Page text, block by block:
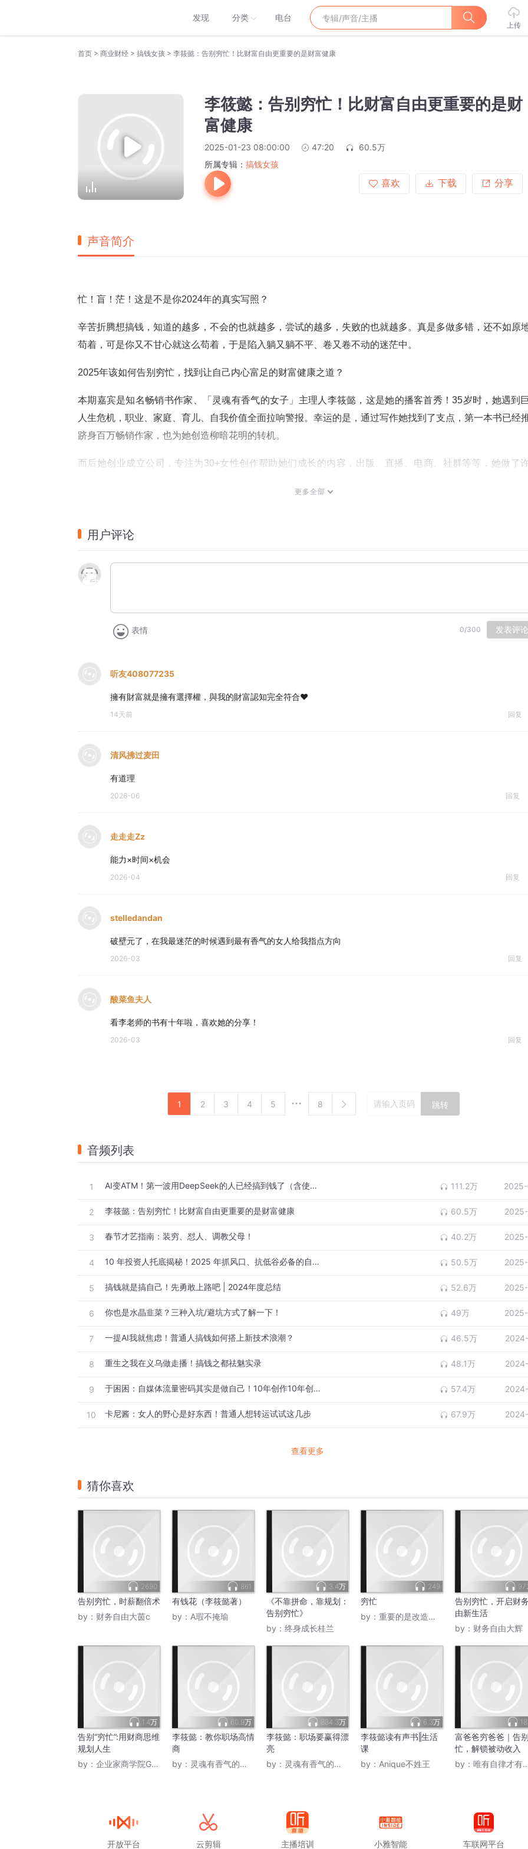
发现 分类 电台
上传
首页 > 商业财经 > 搞钱女孩 > 李筱懿：告别穷忙！比财富自由更重要的是财富健康
李筱懿：告别穷忙！比财富自由更重要的是财
富健康
2025-01-23 08:00:00 47:20
60.5万
所属专辑： 搞钱女孩
喜欢
下载 分享
声音简介
忙！盲！茫！这是不是你2024年的真实写照？
辛苦折腾想搞钱，知道的越多，不会的也就越多，尝试的越多，失败的也就越多。真是多做多错，还不如原
苟着，可是你又不甘心就这么苟着，于是陷入躺又躺不平、卷又卷不动的迷茫中。
2025年该如何告别穷忙，找到让自己内心富足的财富健康之道？
本期嘉宾是知名畅销书作家、「灵魂有香气的女子」主理人李筱懿，这是她的播客首秀！35岁时，她遇到
人生危机，职业、家庭、育儿、自我价值全面拉响警报。幸运的是，通过写作她找到了支点，第一本书已经
跻身百万畅销作家，也为她创造柳暗花明的转机。
而后她创业成立公司，专注为30+女性创作帮助她们成长的内容，出版、直播、电商、社群等等，她做了
【好书推荐！李筱懿新书《有钱花》全网热卖中！】
百万畅销书作家李筱懿新书《有钱花》，写给女孩的财富觉醒之书。搞钱先搞脑，新年一起读起来！让你拥有
https://u.dangdang.com/9LkYZ
欢迎加入我们的听友群，成为“搞蜜”！可以关注公众号【搞钱女孩播客】，扫描自动回复的图片上的二维码，
【本期财富密码】
04:28 35岁那年，家庭危机+育儿危机+职业危机+自我危机
20:53 如何抓住时代红利？先拿你最值钱的能力去市场做估值
21:53 创业过程中踩的坑：做了很多自己不擅长的事
22:57 不要打破舒适圈，要扩大舒适圈
33:28 我花了很多年，才克服自己的搞钱羞耻
34:56 契约关系第一，情感关系第二，千万不要借钱给男朋友！
40:03 没有绝对的向上社交，大佬看重年轻人的成长性
41:58 我最愿意的投资的第一是健康，第二是体验
业，现为沪漂创业练习生，不断认识和活出自己的ISFP。
李筱懿：畅销书作家、 “灵魂有香气的女子”生活方式平台创始人。
shownotes图文：小辉
音频剪辑：李乾
更多全部
用户评论
表情 0/300 发表评论
听友408077235
擁有財富就是擁有選擇權，與我的財富認知完全符合❤️
14天前 回复
清风拂过麦田
有道理
2026-06 回复
走走走Zz
能力×时间×机会
2026-04 回复
stelledandan
破壁元了，在我最迷茫的时候遇到最有香气的女人给我指点方向
2026-03 回复
酸菜鱼夫人
看李老师的书有十年啦，喜欢她的分享！
2026-03 回复
1 2 3 4 5 8 跳转
音频列表
1 AI变ATM！第一波用DeepSeek的人已经搞到钱了（含使用建议） 111.2万
2 李筱懿：告别穷忙！比财富自由更重要的是财富健康 60.5万
3 春节才艺指南：装穷、怼人、调教父母！ 40.2万
4 10 年投资人托底揭秘！2025 年抓风口、抗低谷必备的自我修养 50.5万
5 搞钱就是搞自己！先勇敢上路吧 | 2024年度总结 52.6万
6 你也是水晶韭菜？三种入坑/避坑方式了解一下！ 49万
7 一提AI我就焦虑！普通人搞钱如何搭上新技术浪潮？ 46.5万
8 重生之我在义乌做走播！搞钱之都祛魅实录 48.1万
9 于困困：自媒体流量密码其实是做自己！10年创作10年创业的痛与悟 57.4万
10 卡尼酱：女人的野心是好东西！普通人想转运试试这几步 67.9万
查看更多
猜你喜欢
2690
告别穷忙，时薪翻倍术
by： 财务自由大茵c
861
有钱花（李筱懿著）
by： A瑕不掩瑜
3.4万
《不靠拼命，靠规划：
告别穷忙》
by： 终身成长桂兰
249
穷忙
by： 重要的是改造世界
告别穷忙，开启财
由新生活
by： 财务自由大辉
1.4万
告别“穷忙”:用财商思维
规划人生
by： 企业家商学院GSS
60.9万
李筱懿：教你职场高情
商
by： 灵魂有香气的女子FM
884.3万
李筱懿：职场要赢得漂
亮
by： 灵魂有香气的女子FM
6.3万
李筱懿读有声书‖生活
课
by： Anique不姓王
富爸爸穷爸爸｜告
忙，解锁被动收入
by： 唯有自律才有人生
开放平台 云剪辑 主播培训 小雅智能 车联网平台